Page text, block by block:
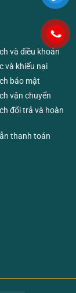
và điều khoản
và khiếu nại
bảo mật
vận chuyển
đổi trả và hoàn
thanh toán